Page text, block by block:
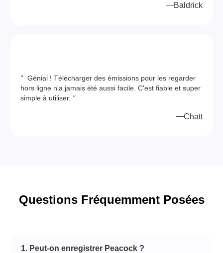
Baldrick
" Génial ! Télécharger des émissions pour les regarder
hors ligne n'a jamais été aussi facile. C'est fiable et super
simple à utiliser. "
Chatt
Questions Fréquemment Posées
1. Peut-on enregistrer Peacock ?